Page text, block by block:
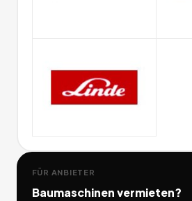
FÜR ANBIETER
Baumaschinenvermieten?